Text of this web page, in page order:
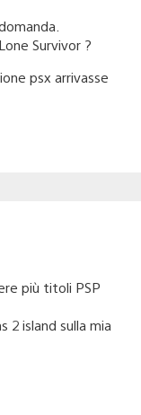
Survivor ?
psx arrivasse
più titoli PSP
2 island sulla mia